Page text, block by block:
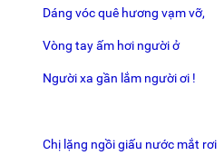
Dáng vóc quê hương vạm vỡ,
Vòng tay ấm hơi người ở
Người xa gần lắm người ơi !
Chị lặng ngồi giấu nước mắt rơi